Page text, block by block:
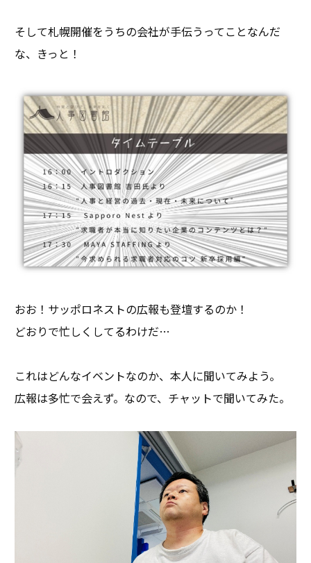
そして札幌開催をうちの会社が手伝うってことなんだ
な、きっと！
おお！サッポロネストの広報も登壇するのか！
どおりで忙しくしてるわけだ…
これはどんなイベントなのか、本人に聞いてみよう。
広報は多忙で会えず。なので、チャットで聞いてみた。